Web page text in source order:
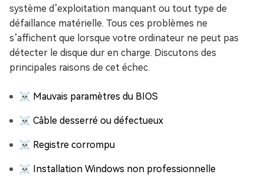
système d’exploitation manquant ou tout type de
défaillance matérielle. Tous ces problèmes ne
s’affichent que lorsque votre ordinateur ne peut pas
détecter le disque dur en charge. Discutons des
principales raisons de cet échec.
☠ Mauvais paramètres du BIOS
☠ Câble desserré ou défectueux
☠ Registre corrompu
☠ Installation Windows non professionnelle